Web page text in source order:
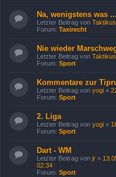
Na, wenigstens was ...
Letzter Beitrag von Taktikus
Forum: Taxirecht
Nie wieder
Letzter Beitrag von Taktikus
Forum: Sport
Kommentare zur
Letzter Beitrag von yogi »
Forum: Sport
2. Liga
Letzter Beitrag von yogi »
Forum: Sport
Dart - WM
Letzter Beitrag von jr »
02:34
Forum: Sport